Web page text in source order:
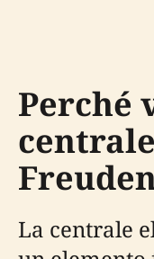
Perché
La centrale